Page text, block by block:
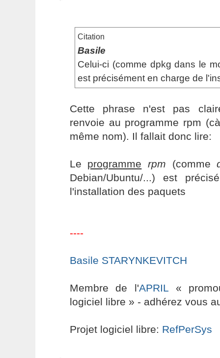
Citation
Basile
Celui-ci (comme dpkg dans le
est précisément en charge de
Cette phrase n'est pas
renvoie au programme rpm
même nom). Il fallait donc lire:
Le programme rpm (comme
Debian/Ubuntu/...) est
l'installation des paquets
----
Basile STARYNKEVITCH
Membre de l'APRIL «
logiciel libre » - adhérez vous
Projet logiciel libre: RefPerSys